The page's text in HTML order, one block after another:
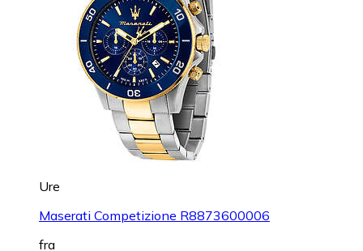
Ure
Maserati Competizione R8873600006
fra